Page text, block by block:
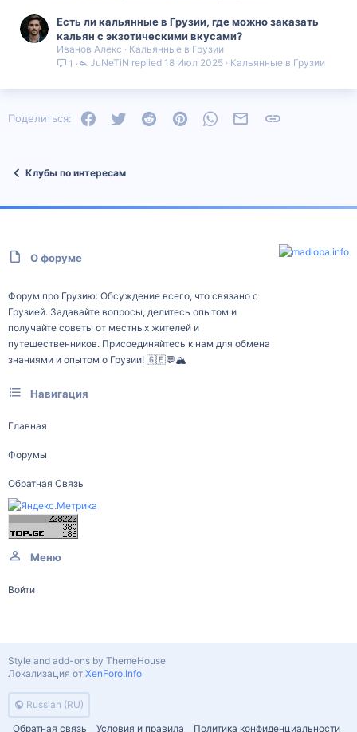
Есть ли кальянные в Грузии, где можно заказать
кальян с экзотическими вкусами?
Иванов Алекс
Кальянные в Грузии
1
Кальянные в Грузии
18 Июл 2025
JuNeTiN
Поделиться: FacebookTwitter Reddit PinterestWhatsAppЭлектронная почта
Клубы по интересам
О форуме
Форум про Грузию: Обсуждение всего, что связано с
Грузией. Задавайте вопросы, делитесь опытом и
получайте советы от местных жителей и
путешественников. Присоединяйтесь к нам для обмена
знаниями и опытом о Грузии! 🇬🇪💬🏔️
Навигация
Главная
Форумы
Обратная Связь
Меню
Войти
Russian (RU)
Обратная связь
Условия и правила Политика конфиденциальности
Style and add-ons by ThemeHouse
Локализация от XenForo.Info